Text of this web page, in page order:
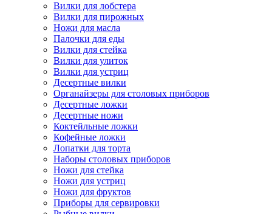
Вилки для лобстера
Вилки для пирожных
Ножи для масла
Палочки для еды
Вилки для стейка
Вилки для улиток
Вилки для устриц
Десертные вилки
Органайзеры для столовых приборов
Десертные ложки
Десертные ножи
Коктейльные ложки
Кофейные ложки
Лопатки для торта
Наборы столовых приборов
Ножи для стейка
Ножи для устриц
Ножи для фруктов
Приборы для сервировки